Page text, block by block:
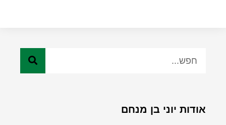
אודות יוני בן מנחם